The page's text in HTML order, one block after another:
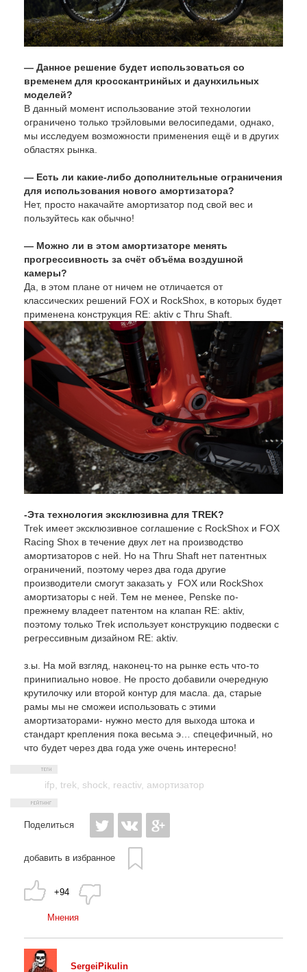
— Данное решение будет использоваться со
временем для кросскантринйых и даунхильных
моделей?
В данный момент использование этой технологии
ограничено только трэйловыми велосипедами, однако,
мы исследуем возможности применения ещё и в других
областях рынка.
— Есть ли какие-либо дополнительные ограничения
для использования нового амортизатора?
Нет, просто накачайте амортизатор под свой вес и
пользуйтесь как обычно!
— Можно ли в этом амортизаторе менять
прогрессивность за счёт объёма воздушной
камеры?
Да, в этом плане от ничем не отличается от
классических решений FOX и RockShox, в которых будет
применена конструкция RE: aktiv с Thru Shaft.
-Эта технология эксклюзивна для TREK?
Trek имеет эксклюзивное соглашение с RockShox и FOX
Racing Shox в течение двух лет на производство
амортизаторов с ней. Но на Thru Shaft нет патентных
ограничений, поэтому через два года другие
производители смогут заказать у FOX или RockShox
амортизаторы с ней. Тем не менее, Penske по-
прежнему владеет патентом на клапан RE: aktiv,
поэтому только Trek использует конструкцию подвески с
регрессивным дизайном RE: aktiv.
з.ы. На мой взгляд, наконец-то на рынке есть что-то
принипиально новое. Не просто добавили очередную
крутилочку или второй контур для масла. да, старые
рамы мы не сможеи использовать с этими
амортизаторами- нужно место для выхода штока и
стандарт крепления пока весьма э… спецефичный, но
что будет через два года уже очень интересно!
ifp trek shock reactiv, амортизатор
Поделиться
добавить в избранное
+94
Мнения
SergeiPikulin